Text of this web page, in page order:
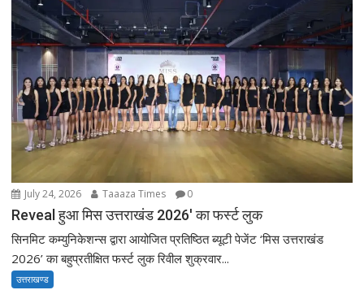
July 24, 2026 Taaaza Times 0
Reveal हुआ मिस उत्तराखंड 2026′ का फर्स्ट लुक
सिनमिट कम्युनिकेशन्स द्वारा आयोजित प्रतिष्ठित ब्यूटी पेजेंट ‘मिस उत्तराखंड
2026’ का बहुप्रतीक्षित फर्स्ट लुक रिवील शुक्रवार...
उत्तराखण्ड